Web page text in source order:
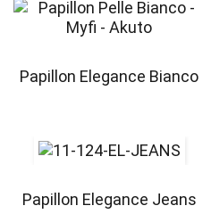
Papillon Elegance Bianco
Papillon Elegance Jeans